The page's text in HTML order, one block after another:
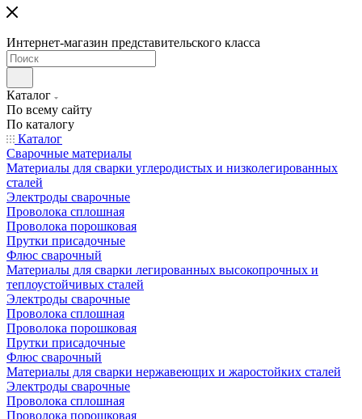
Интернет-магазин представительского класса
Каталог
По всему сайту
По каталогу
Каталог
Сварочные материалы
Материалы для сварки углеродистых и низколегированных
сталей
Электроды сварочные
Проволока сплошная
Проволока порошковая
Прутки присадочные
Флюс сварочный
Материалы для сварки легированных высокопрочных и
теплоустойчивых сталей
Электроды сварочные
Проволока сплошная
Проволока порошковая
Прутки присадочные
Флюс сварочный
Материалы для сварки нержавеющих и жаростойких сталей
Электроды сварочные
Проволока сплошная
Проволока порошковая